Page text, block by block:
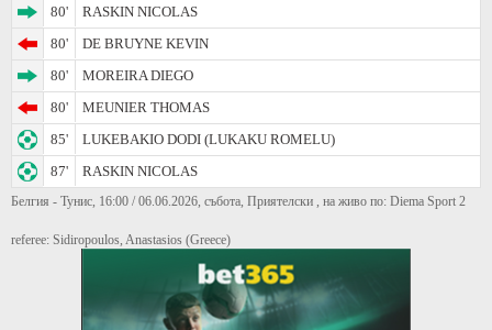
80'
RASKIN NICOLAS
80'
DE BRUYNE KEVIN
80'
MOREIRA DIEGO
80'
MEUNIER THOMAS
85'
LUKEBAKIO DODI (LUKAKU ROMELU)
87'
RASKIN NICOLAS
Белгия - Тунис, 16:00 / 06.06.2026, събота, Приятелски , на живо по: Diema Sport 2
referee: Sidiropoulos, Anastasios (Greece)